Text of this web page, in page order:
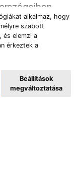
alkalmaz, hogy
szabott
és elemzi a
érkeztek a
Beállítások
megváltoztatása
Stúdió
a
Doktori
kiállító
általa